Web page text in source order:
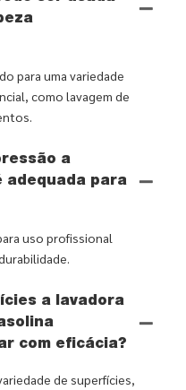
para uma variedade
como lavagem de
a
adequada para
uso profissional
a lavadora
com eficácia?
de superfícies,